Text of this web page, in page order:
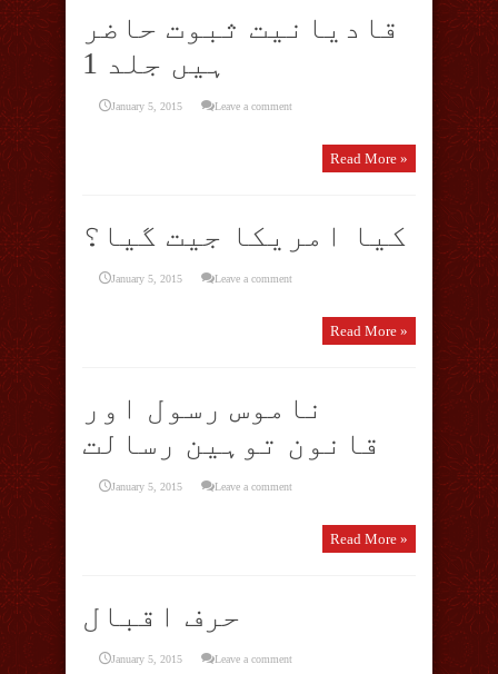
قادیانیت ثبوت حاضر
ہیں جلد 1
January 5, 2015 Leave a comment
Read More »
کیا امریکا جیت گیا؟
January 5, 2015 Leave a comment
Read More »
ناموس رسول اور
قانون توہین رسالت
January 5, 2015 Leave a comment
Read More »
حرف اقبال
January 5, 2015 Leave a comment